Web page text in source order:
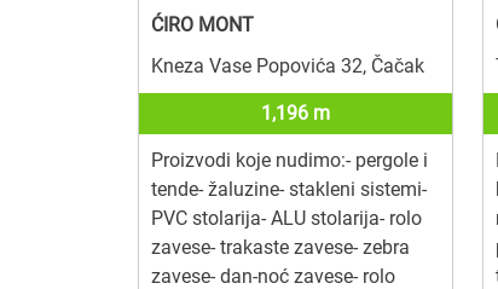
ĆIRO MONT
Kneza Vase Popovića 32, Čačak
1,196 m
Proizvodi koje nudimo:- pergole i
tende- žaluzine- stakleni sistemi-
PVC stolarija- ALU stolarija- rolo
zavese- trakaste zavese- zebra
zavese- dan-noć zavese- rolo